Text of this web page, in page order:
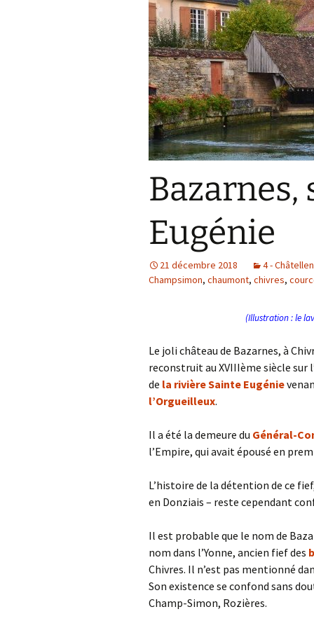
Bazarnes,
Eugénie
21 décembre 2018 4 -
Champsimon, chaumont, chivres,
(Illustration : le
Le joli château de Bazarnes, à
reconstruit au XVIIIème siècle sur
de la rivière Sainte Eugénie
l’Orgueilleux.
Il a été la demeure du Général-
l’Empire, qui avait épousé en
L’histoire de la détention de ce
en Donziais – reste cependant
Il est probable que le nom de
nom dans l’Yonne, ancien fief des
Chivres. Il n’est pas mentionné
Son existence se confond sans
Champ-Simon, Rozières.